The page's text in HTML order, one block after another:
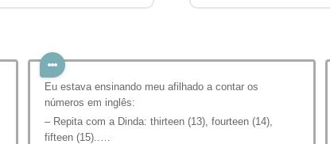
Eu estava ensinando meu afilhado a contar os
números em inglês:
– Repita com a Dinda: thirteen (13), fourteen (14),
fifteen (15)..…